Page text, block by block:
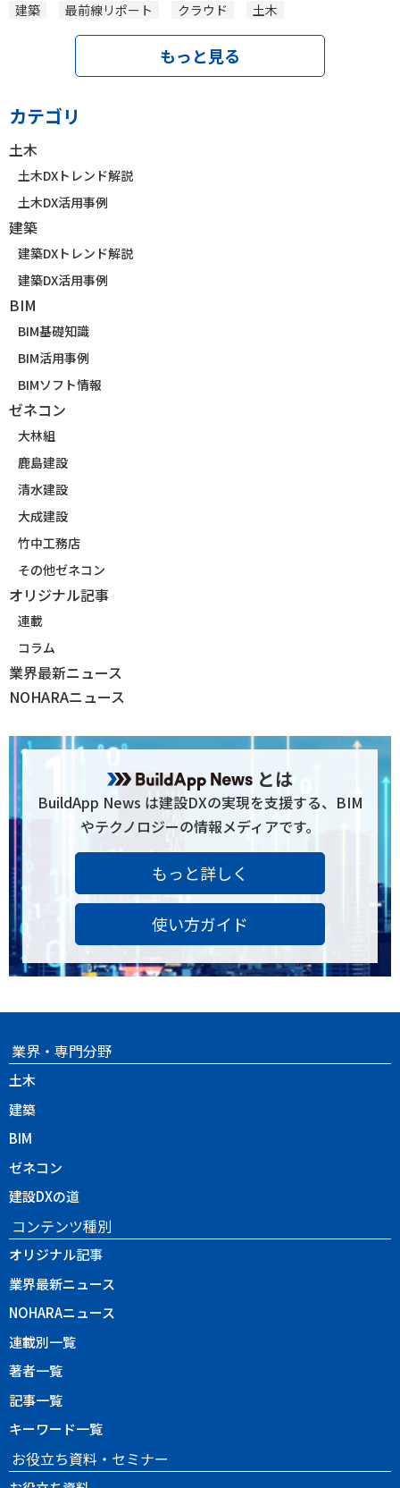
建築
最前線リポート クラウド 土木
もっと見る
カテゴリ
土木
土木DXトレンド解説
土木DX活用事例
建築
建築DXトレンド解説
建築DX活用事例
BIM
BIM基礎知識
BIM活用事例
BIMソフト情報
ゼネコン
大林組
鹿島建設
清水建設
大成建設
竹中工務店
その他ゼネコン
オリジナル記事
連載
コラム
業界最新ニュース
NOHARAニュース
とは
BuildApp News は建設DXの実現を支援する、BIM
やテクノロジーの情報メディアです。
もっと詳しく
使い方ガイド
業界・専門分野
土木
建築
BIM
ゼネコン
建設DXの道
コンテンツ種別
オリジナル記事
業界最新ニュース
NOHARAニュース
連載別一覧
著者一覧
記事一覧
キーワード一覧
お役立ち資料・セミナー